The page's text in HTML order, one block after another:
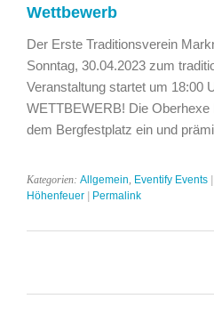
Wettbewerb
Der Erste Traditionsverein
Sonntag, 30.04.2023 zum
Veranstaltung startet um 18:00
WETTBEWERB! Die
dem Bergfestplatz ein und
Kategorien: Allgemein, Eventify Events
Höhenfeuer
Permalink